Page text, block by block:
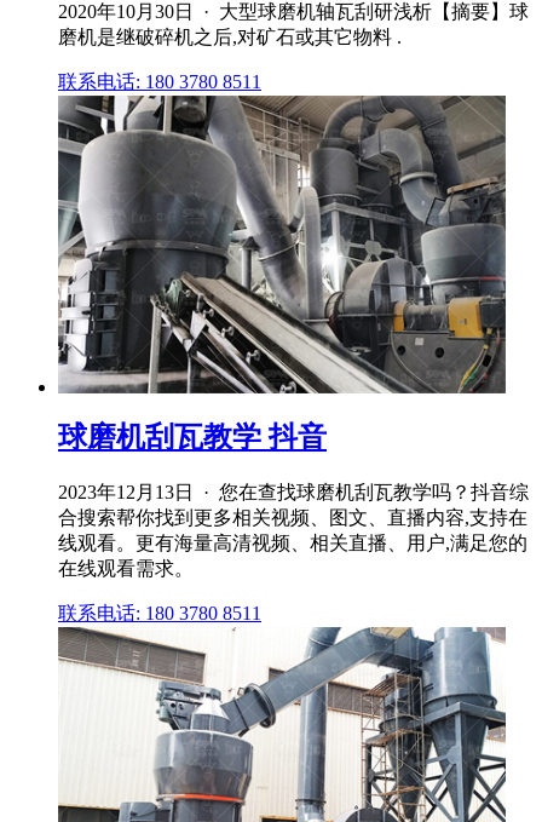
2020年10月30日 · 大型球磨机轴瓦刮研浅析【摘要】球
磨机是继破碎机之后,对矿石或其它物料 .
联系电话: 180 3780 8511
球磨机刮瓦教学 抖音
2023年12月13日 · 您在查找球磨机刮瓦教学吗？抖音综
合搜索帮你找到更多相关视频、图文、直播内容,支持在
线观看。更有海量高清视频、相关直播、用户,满足您的
在线观看需求。
联系电话: 180 3780 8511